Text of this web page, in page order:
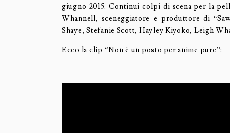
giugno 2015. Continui colpi di scena per la
Whannell, sceneggiatore e produttore di
Shaye, Stefanie Scott, Hayley Kiyoko, Leigh
Ecco la clip “Non è un posto per anime pure”: